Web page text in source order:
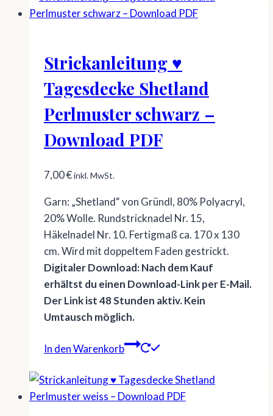
Strickanleitung ♥
Tagesdecke Shetland
Perlmuster schwarz –
Download PDF
7,00€inkl. MwSt.
Garn: „Shetland“ von Gründl, 80% Polyacryl,
20% Wolle. Rundstricknadel Nr. 15,
Häkelnadel Nr. 10. Fertigmaß ca. 170 x 130
cm. Wird mit doppeltem Faden gestrickt.
Digitaler Download: Nach dem Kauf
erhältst du einen Download-Link per E-Mail.
Der Link ist 48 Stunden aktiv. Kein
Umtausch möglich.
In den Warenkorb